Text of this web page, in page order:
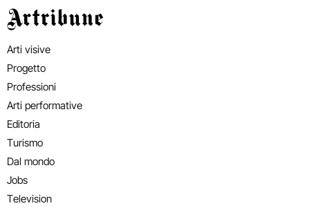
Artribune
Arti visive
Progetto
Professioni
Arti performative
Editoria
Turismo
Dal mondo
Jobs
Television